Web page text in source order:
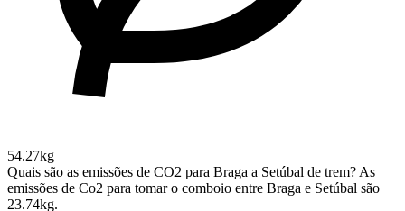
54.27kg
Quais são as emissões de CO2 para Braga a Setúbal de trem?As
emissões de Co2 para tomar o comboio entre Braga e Setúbal são
23.74kg.